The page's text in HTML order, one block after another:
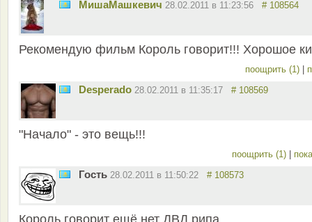
MишаМашкевич 28.02.2011 в 11:23:56 # 108564
Рекомендую фильм Король говорит!!! Хорошое
поощрить (1)
Desperado 28.02.2011 в 11:35:17 # 108569
"Начало" - это вещь!!!
поощрить (1)
Гость 28.02.2011 в 11:50:22 # 108573